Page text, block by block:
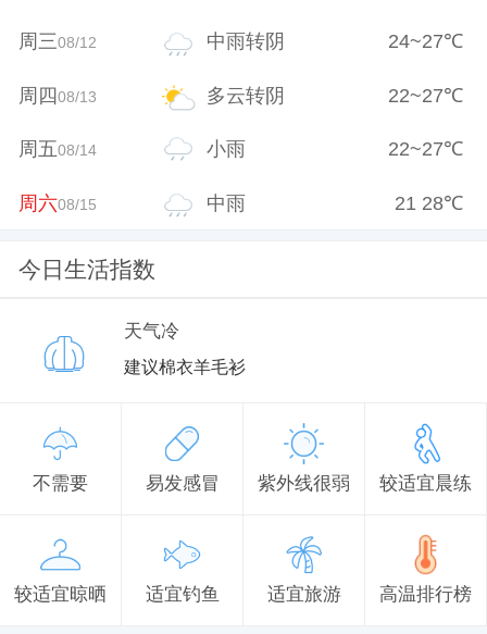
周三08/12 中雨转阴 24~27℃
周四08/13 多云转阴 22~27℃
周五08/14 小雨 22~27℃
周六08/15 中雨 21 28℃
今日生活指数
天气冷
建议棉衣羊毛衫
不需要 易发感冒 紫外线很弱 较适宜晨练
较适宜晾晒 适宜钓鱼 适宜旅游 高温排行榜